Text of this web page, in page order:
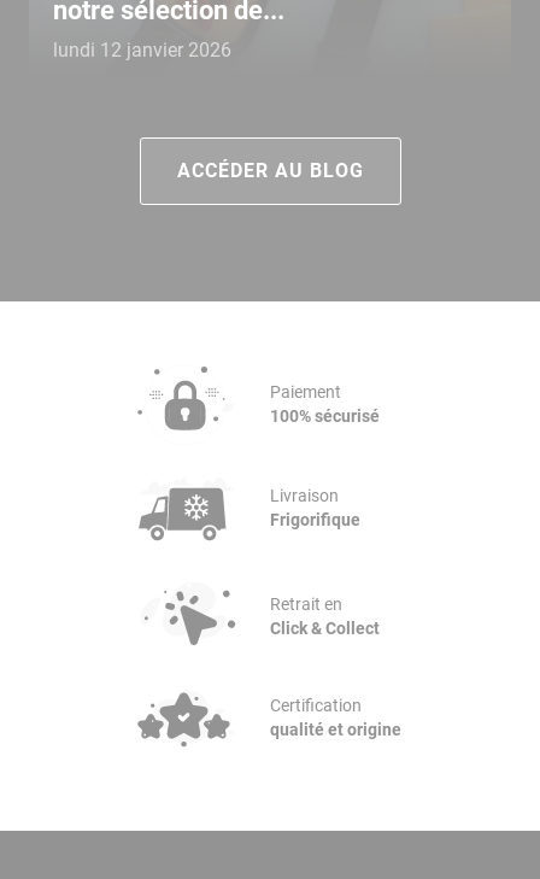
notre sélection de...
lundi 12 janvier 2026
ACCÉDER AU BLOG
Paiement
100% sécurisé
Livraison
Frigorifique
Retrait en
Click & Collect
Certification
qualité et origine